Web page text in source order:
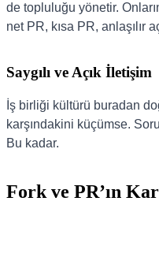
de topluluğu yönetir.
net PR, kısa PR, anlaşılır
Saygılı ve Açık İletişim
İş birliği kültürü buradan
karşındakini küçümse.
Bu kadar.
Fork ve PR’ın